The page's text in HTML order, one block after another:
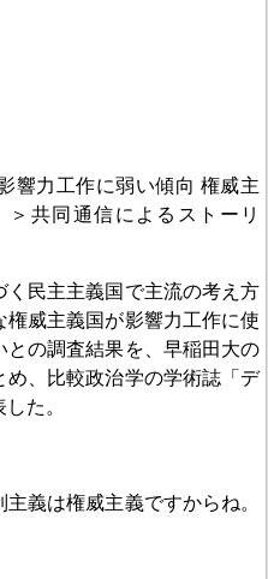
力工作に弱い傾向 権威主
同通信によるストーリ
民主主義国で主流の考え方
威主義国が影響力工作に使
との調査結果を、早稲田大の
、比較政治学の学術誌「デ
た。
義は権威主義ですからね。